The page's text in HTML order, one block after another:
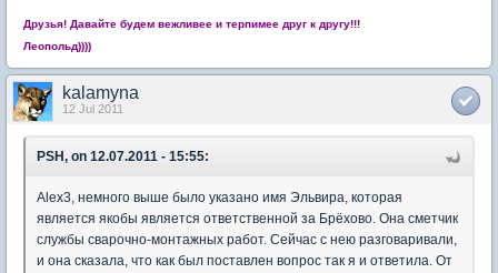
Друзья! Давайте будем вежливее и терпимее друг к другу!!!
Леопольд))))
kalamyna
12 Jul 2011
PSH, on 12.07.2011 - 15:55:
Alex3, немного выше было указано имя Эльвира, которая
является якобы является ответственной за Брёхово. Она сметчик
службы сварочно-монтажных работ. Сейчас с нею разговаривали,
и она сказала, что как был поставлен вопрос так я и ответила. От